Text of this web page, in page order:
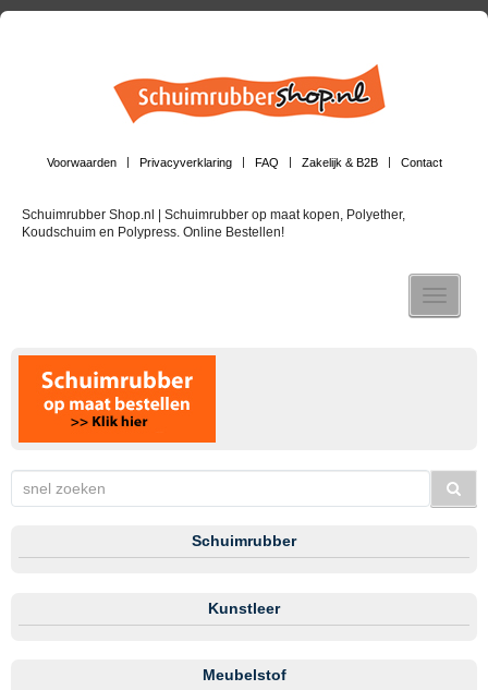
Voorwaarden Privacyverklaring FAQ Zakelijk & B2B Contact
Schuimrubber Shop.nl | Schuimrubber op maat kopen, Polyether,
Koudschuim en Polypress. Online Bestellen!
Toggle
Schuimrubber
Kunstleer
Meubelstof